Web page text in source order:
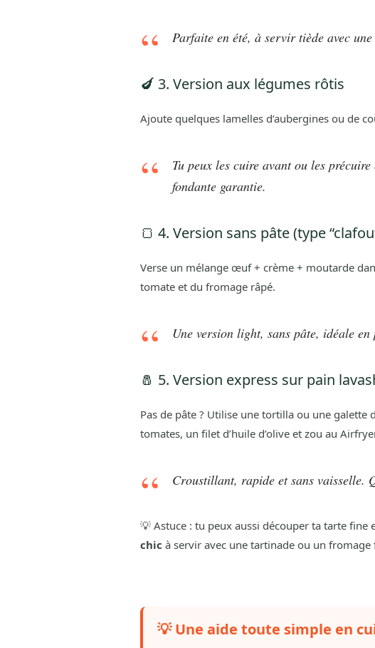
Parfaite en été, à servir tiède avec une
🍆 3. Version aux légumes rôtis
Ajoute quelques lamelles d’aubergines ou de
Tu peux les cuire avant ou les
fondante garantie.
🍞 4. Version sans pâte (type
Verse un mélange œuf + crème + moutarde
tomate et du fromage râpé.
Une version light, sans pâte, idéale
🧂 5. Version express sur pain
Pas de pâte ? Utilise une tortilla ou une
tomates, un filet d’huile d’olive et zou au
Croustillant, rapide et sans vaisselle.
💡 Astuce : tu peux aussi découper ta tarte fine
chic à servir avec une tartinade ou un fromage
💡 Une aide toute simple en